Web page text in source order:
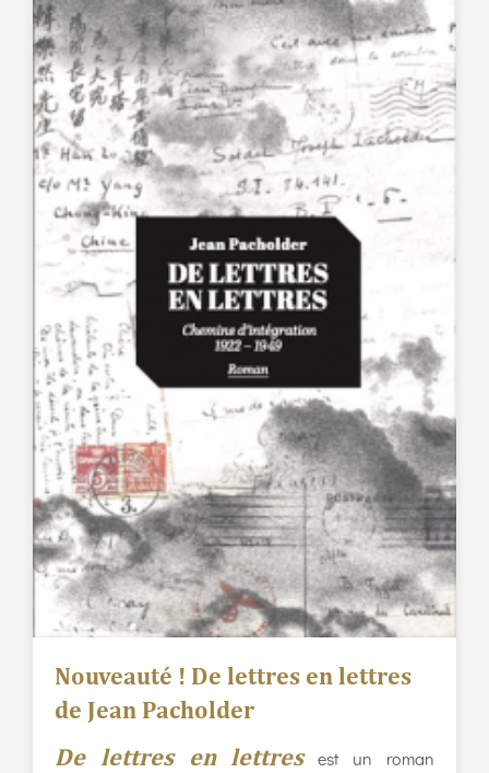
Nouveauté ! De lettres en lettres
de Jean Pacholder
De lettres en lettresest un roman